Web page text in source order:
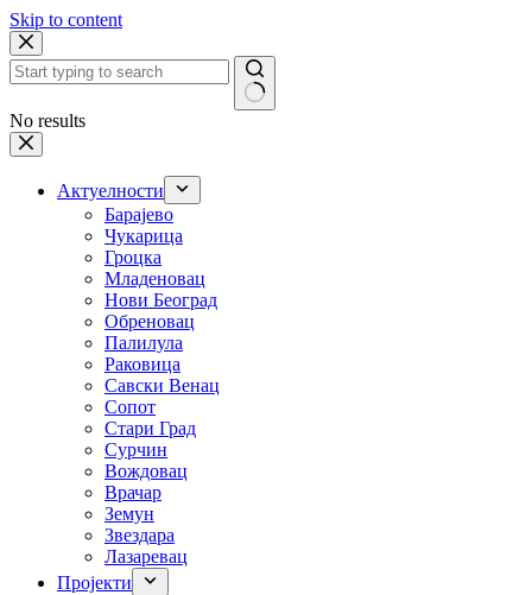
Skip to content
No results
Актуелности
Барајево
Чукарица
Гроцка
Младеновац
Нови Београд
Обреновац
Палилула
Раковица
Савски Венац
Сопот
Стари Град
Сурчин
Вождовац
Врачар
Земун
Звездара
Лазаревац
Пројекти